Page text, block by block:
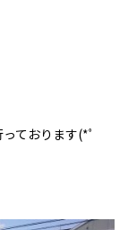
ております(*ﾟ